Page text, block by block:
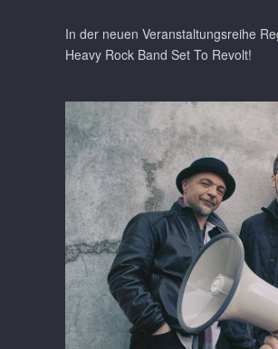
In der neuen Veranstaltungsreihe
Heavy Rock Band Set To Revolt!